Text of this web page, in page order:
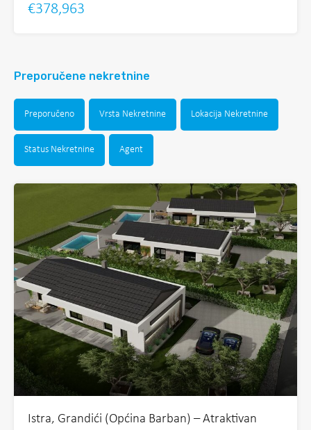
€378,963
Preporučene nekretnine
Preporučeno Vrsta Nekretnine Lokacija Nekretnine
Status Nekretnine Agent
Istra, Grandići (Općina Barban) – Atraktivan